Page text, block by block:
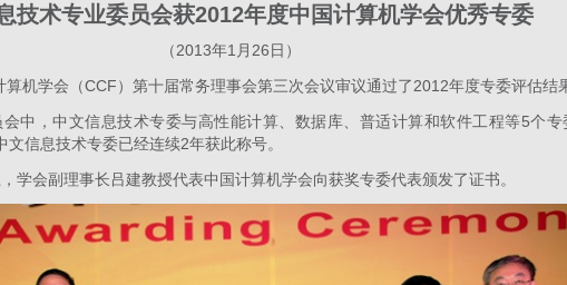
技术专业委员会获2012年度中国计算机学会优秀专委
（2013年1月26日）
机学会（CCF）第十届常务理事会第三次会议审议通过了2012年度专委评估结
中，中文信息技术专委与高性能计算、数据库、普适计算和软件工程等5个
信息技术专委已经连续2年获此称号。
学会副理事长吕建教授代表中国计算机学会向获奖专委代表颁发了证书。